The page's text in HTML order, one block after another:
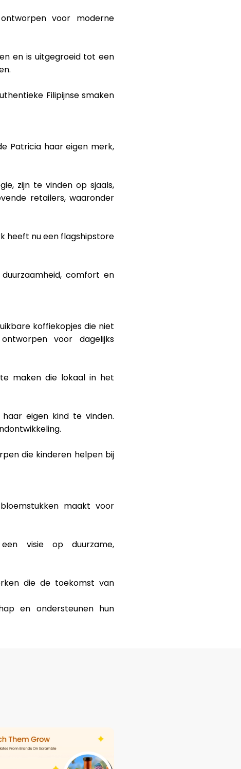
voor moderne
en is uitgegroeid tot een
Filipijnse smaken
Patricia haar eigen merk,
zijn te vinden op sjaals,
retailers, waaronder
heeft nu een flagshipstore
comfort en
koffiekopjes die niet
voor dagelijks
maken die lokaal in het
eigen kind te vinden.
die kinderen helpen bij
maakt voor
visie op duurzame,
die de toekomst van
en ondersteunen hun